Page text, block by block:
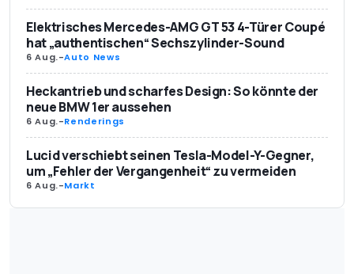
Elektrisches Mercedes-AMG GT 53 4-Türer Coupé
hat „authentischen“ Sechszylinder-Sound
6 Aug.-Auto News
Heckantrieb und scharfes Design: So könnte der
neue BMW 1er aussehen
6 Aug.-Renderings
Lucid verschiebt seinen Tesla-Model-Y-Gegner,
um „Fehler der Vergangenheit“ zu vermeiden
6 Aug.-Markt